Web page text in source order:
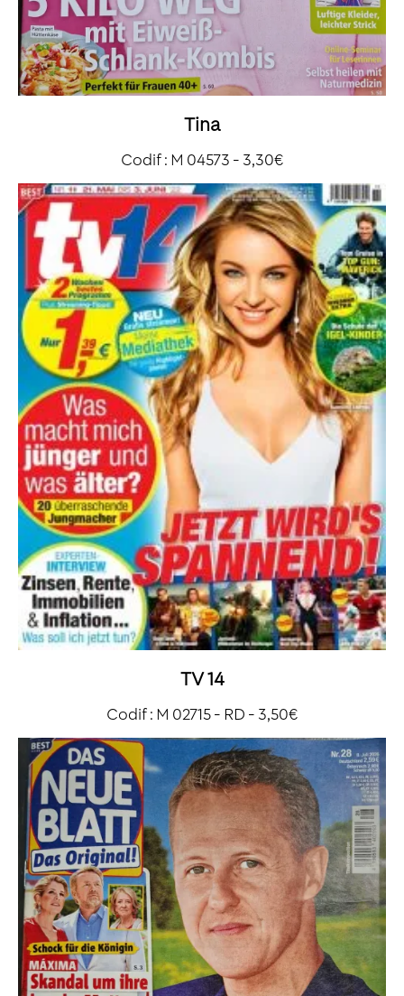
Tina
Codif : M 04573 - 3,30€
TV 14
Codif : M 02715 - RD - 3,50€